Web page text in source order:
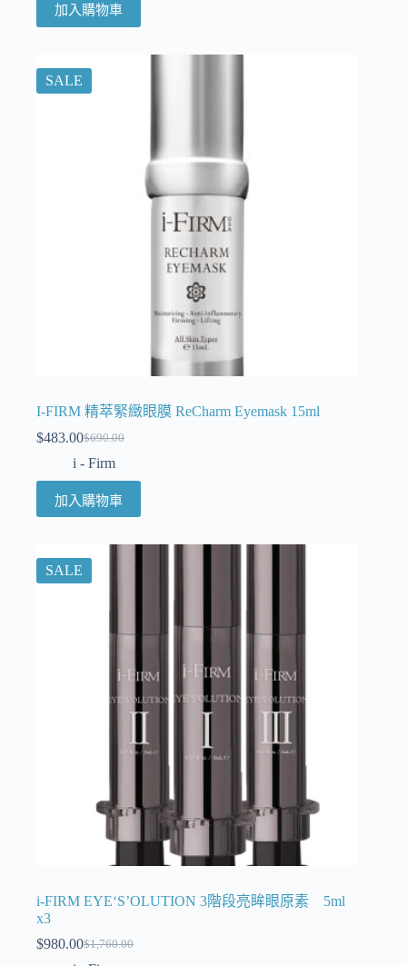
加入購物車
SALE
I-FIRM 精萃緊緻眼膜 ReCharm Eyemask 15ml
$690.00
$483.00
i - Firm
加入購物車
SALE
i-FIRM EYE‘S’OLUTION 3階段亮眸眼原素 5ml
x3
$1,760.00
$980.00